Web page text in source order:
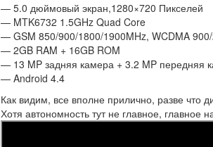
— 5.0 дюймовый экран,1280×720 Пикселей
— MTK6732 1.5GHz Quad Core
— GSM 850/900/1800/1900MHz, WCDMA
— 2GB RAM + 16GB ROM
— 13 MP задняя камера + 3.2 MP передняя
— Android 4.4
Как видим, все вполне прилично, разве что
Хотя автономность тут не главное, главное